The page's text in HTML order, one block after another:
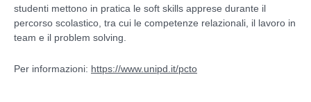
studenti mettono in pratica le soft skills apprese durante il
percorso scolastico, tra cui le competenze relazionali, il lavoro in
team e il problem solving.
Per informazioni: https://www.unipd.it/pcto